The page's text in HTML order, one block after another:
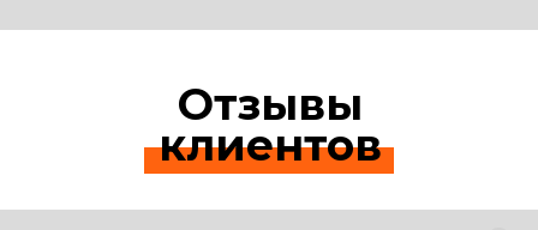
Отзывы
клиентов